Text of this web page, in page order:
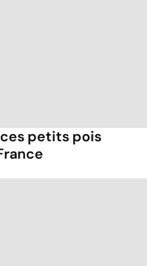
petits pois